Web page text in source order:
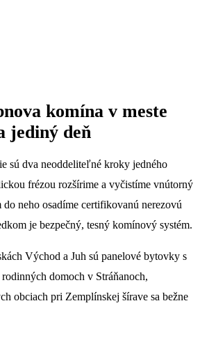
komína v meste
jediný deň
sú dva neoddeliteľné kroky jedného
frézou rozšírime a vyčistíme vnútorný
neho osadíme certifikovanú nerezovú
je bezpečný, tesný komínový systém.
Východ a Juh sú panelové bytovky s
domoch v Stráňanoch,
obciach pri Zemplínskej šírave sa bežne